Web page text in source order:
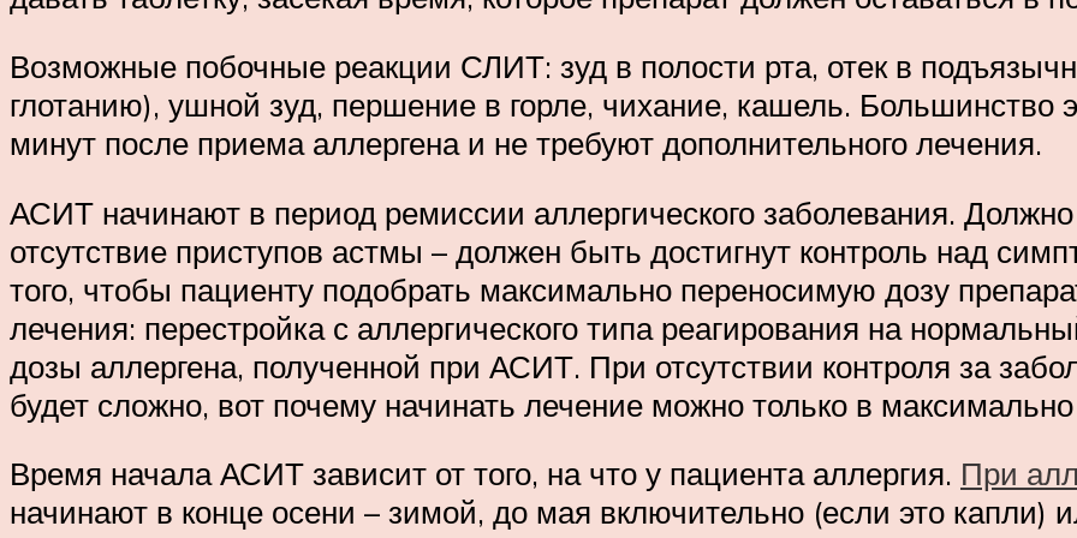
Возможные побочные реакции СЛИТ: зуд в полости рта, отек в
глотанию), ушной зуд, першение в горле, чихание, кашель. Большинство
минут после приема аллергена и не требуют дополнительного лечения.
АСИТ начинают в период ремиссии аллергического заболевания.
отсутствие приступов астмы – должен быть достигнут контроль над
того, чтобы пациенту подобрать максимально переносимую дозу
лечения: перестройка с аллергического типа реагирования на
дозы аллергена, полученной при АСИТ. При отсутствии контроля за
будет сложно, вот почему начинать лечение можно только в
Время начала АСИТ зависит от того, на что у пациента аллергия. При
начинают в конце осени – зимой, до мая включительно (если это капли)